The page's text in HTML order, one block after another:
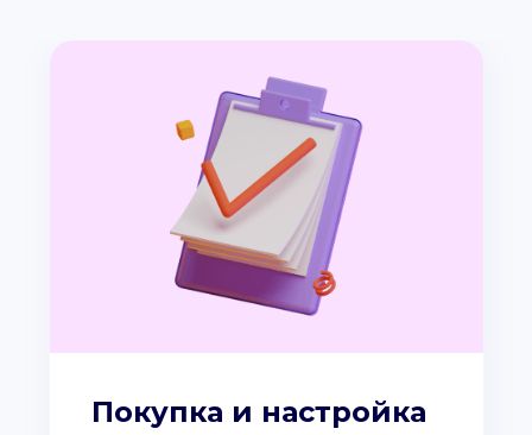
Покупка и настройка